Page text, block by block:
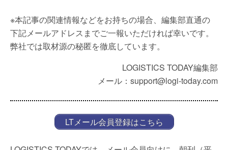
※本記事の関連情報などをお持ちの場合、編集部直通の
下記メールアドレスまでご一報いただければ幸いです。
弊社では取材源の秘匿を徹底しています。
LOGISTICS TODAY編集部
メール：support@logi-today.com
LTメール会員登録はこちら